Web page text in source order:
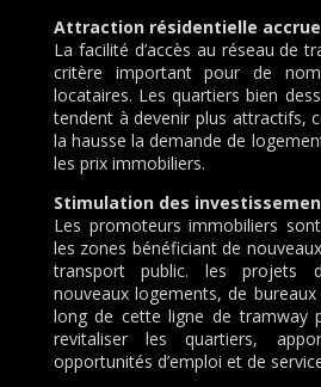
Attraction résidentielle accrue
La facilité d’accès au réseau de
critère important pour de
locataires. Les quartiers bien
tendent à devenir plus attractifs,
la hausse la demande de
les prix immobiliers.
Stimulation des
Les promoteurs immobiliers
les zones bénéficiant de
transport public. les projets
nouveaux logements, de
long de cette ligne de tramway
revitaliser les quartiers,
opportunités d’emploi et de